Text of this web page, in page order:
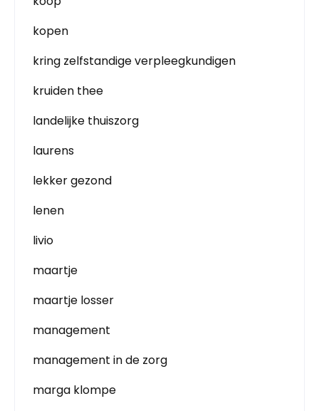
kopen
kring zelfstandige verpleegkundigen
kruiden thee
landelijke thuiszorg
laurens
lekker gezond
lenen
livio
maartje
maartje losser
management
management in de zorg
marga klompe